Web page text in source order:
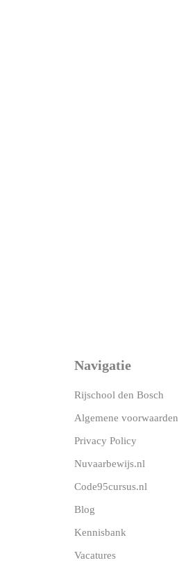
Navigatie
Rijschool den Bosch
Algemene voorwaarden
Privacy Policy
Nuvaarbewijs.nl
Code95cursus.nl
Blog
Kennisbank
Vacatures